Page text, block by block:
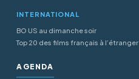
INTERNATIONAL
BO US au dimanche soir
Top 20 des films français à l’étranger
AGENDA